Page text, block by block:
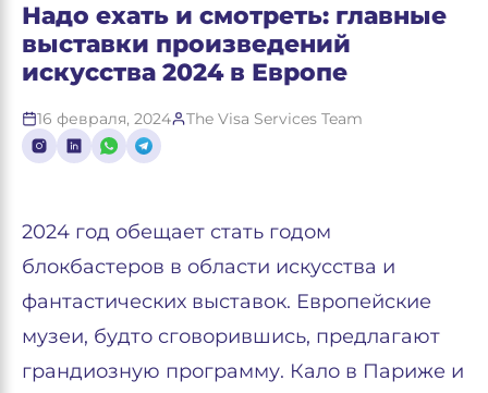
Надо ехать и смотреть: главные
выставки произведений
искусства 2024 в Европе
16 февраля, 2024 The Visa Services Team
2024 год обещает стать годом
блокбастеров в области искусства и
фантастических выставок. Европейские
музеи, будто сговорившись, предлагают
грандиозную программу. Кало в Париже и